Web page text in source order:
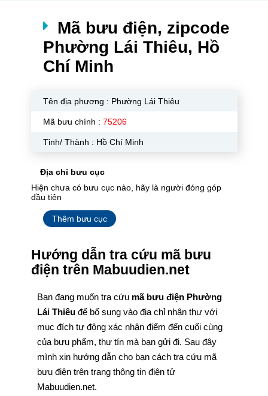
Mã bưu điện, zipcode
Phường Lái Thiêu, Hồ
Chí Minh
Tên địa phương : Phường Lái Thiêu
Mã bưu chính : 75206
Tỉnh/ Thành : Hồ Chí Minh
Địa chỉ bưu cục
Hiện chưa có bưu cục nào, hãy là người đóng góp
đầu tiên
Thêm bưu cục
Hướng dẫn tra cứu mã bưu
điện trên Mabuudien.net
Bạn đang muốn tra cứu mã bưu điện Phường
Lái Thiêu để bổ sung vào địa chỉ nhận thư với
mục đích tự động xác nhận điểm đến cuối cùng
của bưu phẩm, thư tín mà bạn gửi đi. Sau đây
mình xin hướng dẫn cho bạn cách tra cứu mã
bưu điện trên trang thông tin điện tử
Mabuudien.net.